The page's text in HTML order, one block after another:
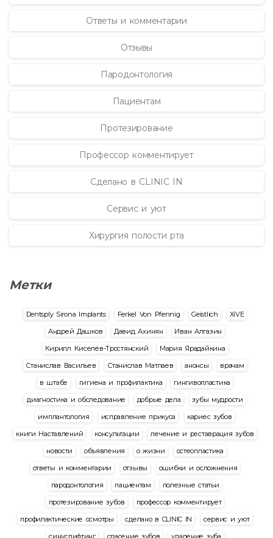
Ответы и комментарии
Отзывы
Пародонтология
Пациентам
Протезирование
Профессор комментирует
Сделано в CLINIC IN
Сервис и уют
Хирургия полости рта
Метки
Dentsply Sirona Implants Ferkel Von Pfennig Geistlich
XiVE
Андрей Дашков
Давид Ахинян
Иван Алгазин
Кирилл Киселёв-Тростянский
Мария Ярадайкина
Станислав Васильев
Станислав Матлаев анонсы
врачам
в штабе
гигиена и профилактика
гингивопластика
диагностика и обследование
добрые дела
зубы мудрости
имплантология
исправление прикуса
кариес зубов
книги Наставлений
консультации
лечение и реставрация зубов
новости
объявления о жизни
остеопластика
ответы и комментарии
отзывы
ошибки и осложнения
пародонтология
пациентам
полезные статьи
протезирование зубов
профессор комментирует
профилактические осмотры
сделано в CLINIC IN
сервис и уют
синуслифтинг
спасение зубов
удаление зуба